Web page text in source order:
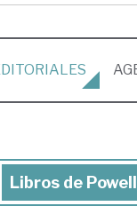
Libros
Libros de